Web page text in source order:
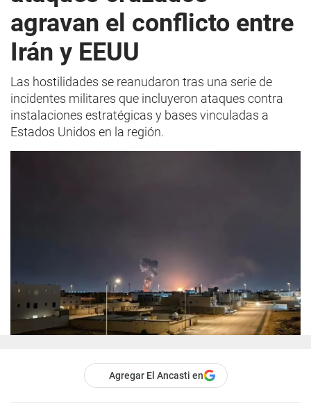
agravan el conflicto entre
Irán y EEUU
Las hostilidades se reanudaron tras una serie de
incidentes militares que incluyeron ataques contra
instalaciones estratégicas y bases vinculadas a
Estados Unidos en la región.
Agregar El Ancasti en